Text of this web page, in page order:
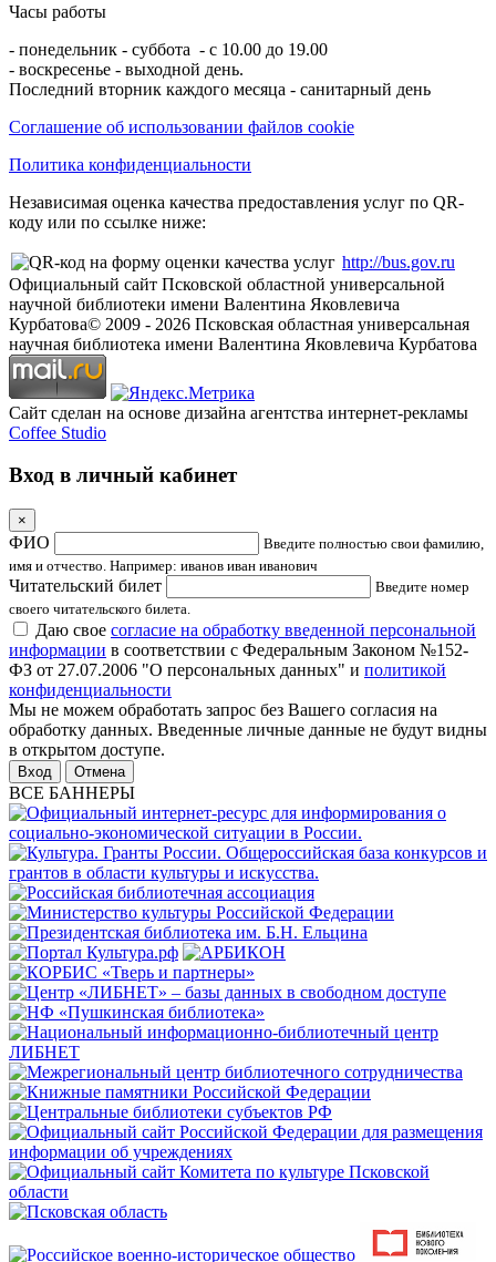
Часы работы
- понедельник - суббота - с 10.00 до 19.00
- воскресенье - выходной день.
Последний вторник каждого месяца - санитарный день
Соглашение об использовании файлов cookie
Политика конфиденциальности
Независимая оценка качества предоставления услуг по QR-
коду или по ссылке ниже:
http://bus.gov.ru
Официальный сайт Псковской областной универсальной
научной библиотеки имени Валентина Яковлевича
Курбатова© 2009 - 2026 Псковская областная универсальная
научная библиотека имени Валентина Яковлевича Курбатова
Сайт сделан на основе дизайна агентства интернет-рекламы
Coffee Studio
Вход в личный кабинет
×
ФИО
Введите полностью свои фамилию,
имя и отчество. Например: иванов иван иванович
Читательский билет
Введите номер
своего читательского билета.
Даю свое согласие на обработку введенной персональной
информации в соответствии с Федеральным Законом №152-
ФЗ от 27.07.2006 "О персональных данных" и политикой
конфиденциальности
Мы не можем обработать запрос без Вашего согласия на
обработку данных. Введенные личные данные не будут видны
в открытом доступе.
Отмена
ВСЕ БАННЕРЫ